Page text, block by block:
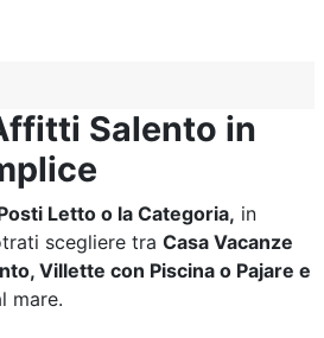
Salento in
Letto o la Categoria, in
scegliere tra Casa Vacanze
Villette con Piscina o Pajare e
mare.